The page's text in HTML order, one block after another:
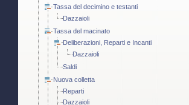
Tassa del decimino e testanti
Dazzaioli
Tassa del macinato
Deliberazioni, Reparti e Incanti
Dazzaioli
Saldi
Nuova colletta
Reparti
Dazzaioli